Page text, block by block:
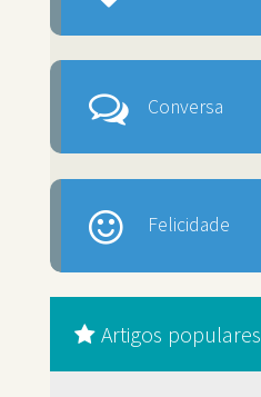
Conversa
Felicidade
Artigos populares